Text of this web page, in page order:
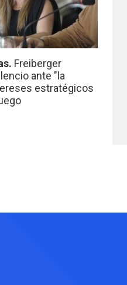
Freiberger
ante "la
estratégicos